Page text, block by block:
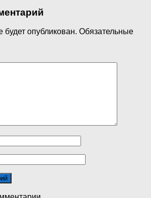
опубликован. Обязательные